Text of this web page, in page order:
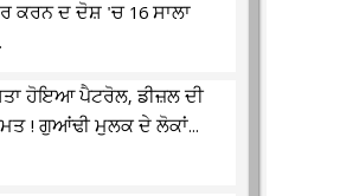
ਕਰਨ ਦ ਦੋਸ਼ 'ਚ 16 ਸਾਲਾ
ਹੋਇਆ ਪੈਟਰੋਲ, ਡੀਜ਼ਲ ਦੀ
! ਗੁਆਂਢੀ ਮੁਲਕ ਦੇ ਲੋਕਾਂ...